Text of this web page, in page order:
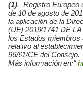
(1).- Registro Europeo
de 10 de agosto de
la aplicación de la
(UE) 2019/1741 DE
los Estados miembros
relativo al
96/61/CE del Consejo.
Más información en:"